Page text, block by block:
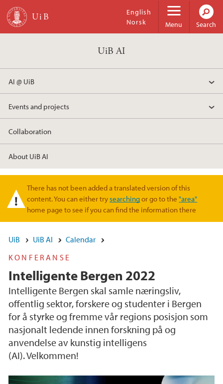
Skip to main content
Menu
English
Norsk
Search
UiB AI
AI @ UiB
Events and projects
Collaboration
About UiB AI
Warning message
There has not been added a translated version of this
content. You can either try searchingor go to the"area"
home page to see if you can find the information there
UiB UiB AI
Calendar
KONFERANSE
Intelligente Bergen 2022
Intelligente Bergen skal samle næringsliv,
offentlig sektor, forskere og studenter i Bergen
for å styrke og fremme vår regions posisjon som
nasjonalt ledende innen forskning på og
anvendelse av kunstig intelligens
(AI). Velkommen!